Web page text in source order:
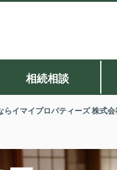
相続相談
らイマイプロパティーズ 株式会